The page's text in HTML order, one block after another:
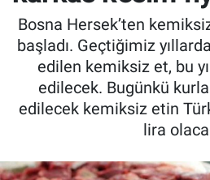
Bosna Hersek’ten
başladı. Geçtiğimiz
edilen kemiksiz et, bu
edilecek. Bugünkü
edilecek kemiksiz etin
lira
Tarım Kredi Kooperatifleri
Pankobirlik
Et fiyatları